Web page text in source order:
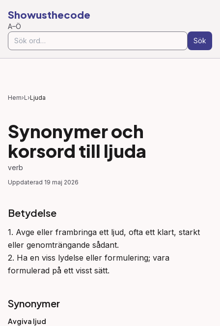
Showusthecode
A–Ö
Sök
Hem›L›Ljuda
Synonymer och
korsord till ljuda
verb
Uppdaterad 19 maj 2026
Betydelse
1. Avge eller frambringa ett ljud, ofta ett klart, starkt
eller genomträngande sådant.
2. Ha en viss lydelse eller formulering; vara
formulerad på ett visst sätt.
Synonymer
Avgiva ljud